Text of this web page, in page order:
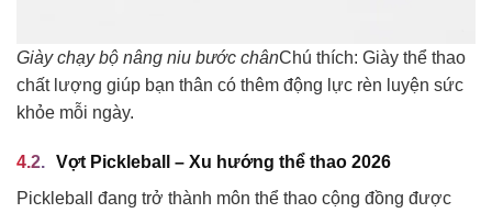
Giày chạy bộ nâng niu bước chânChú thích: Giày thể thao
chất lượng giúp bạn thân có thêm động lực rèn luyện sức
khỏe mỗi ngày.
Vợt Pickleball – Xu hướng thể thao 2026
Pickleball đang trở thành môn thể thao cộng đồng được